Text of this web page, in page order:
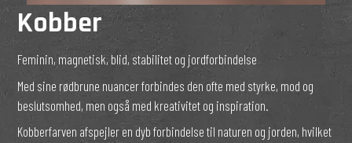
Kobber
Feminin, magnetisk, blid, stabilitet og jordforbindelse
Med sine rødbrune nuancer forbindes den ofte med styrke, mod og
beslutsomhed, men også med kreativitet og inspiration.
Kobberfarven afspejler en dyb forbindelse til naturen og jorden, hvilket